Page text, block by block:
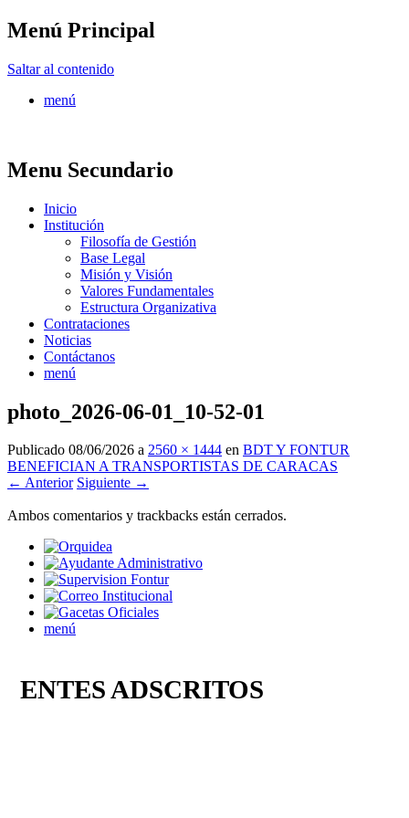
Menú Principal
Saltar al contenido
menú
Menu Secundario
Inicio
Institución
Filosofía de Gestión
Base Legal
Misión y Visión
Valores Fundamentales
Estructura Organizativa
Contrataciones
Noticias
Contáctanos
menú
photo_2026-06-01_10-52-01
Publicado 08/06/2026 a 2560 × 1444 en BDT Y FONTUR
BENEFICIAN A TRANSPORTISTAS DE CARACAS
← Anterior Siguiente →
Ambos comentarios y trackbacks están cerrados.
menú
ENTES ADSCRITOS